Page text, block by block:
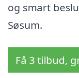
og smart
Søsum.
Få 3 tilbud,